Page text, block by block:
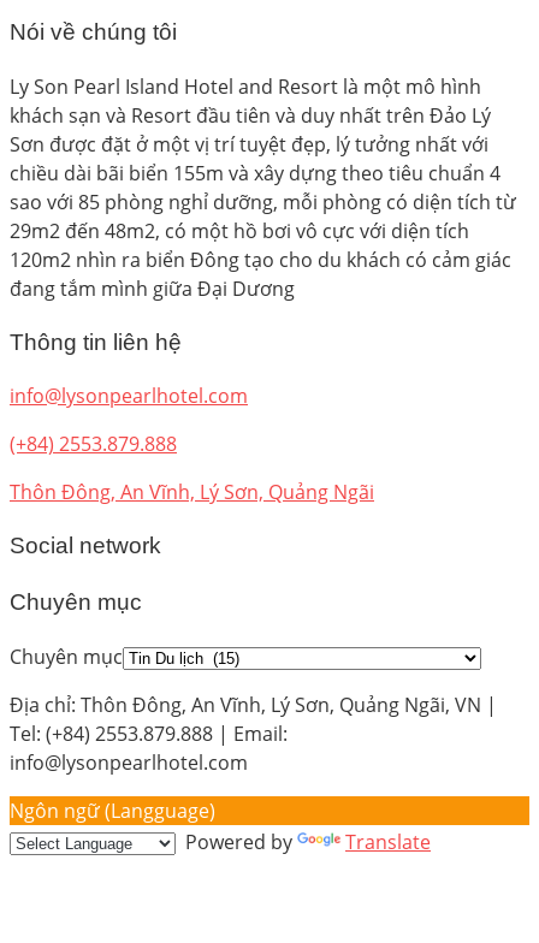
Nói về chúng tôi
Ly Son Pearl Island Hotel and Resort là một mô hình
khách sạn và Resort đầu tiên và duy nhất trên Đảo Lý
Sơn được đặt ở một vị trí tuyệt đẹp, lý tưởng nhất với
chiều dài bãi biển 155m và xây dựng theo tiêu chuẩn 4
sao với 85 phòng nghỉ dưỡng, mỗi phòng có diện tích từ
29m2 đến 48m2, có một hồ bơi vô cực với diện tích
120m2 nhìn ra biển Đông tạo cho du khách có cảm giác
đang tắm mình giữa Đại Dương
Thông tin liên hệ
info@lysonpearlhotel.com
(+84) 2553.879.888
Thôn Đông, An Vĩnh, Lý Sơn, Quảng Ngãi
Social network
Chuyên mục
Chuyên mục
Địa chỉ: Thôn Đông, An Vĩnh, Lý Sơn, Quảng Ngãi, VN |
Tel: (+84) 2553.879.888 | Email:
info@lysonpearlhotel.com
Ngôn ngữ (Langguage)
Powered by
Translate